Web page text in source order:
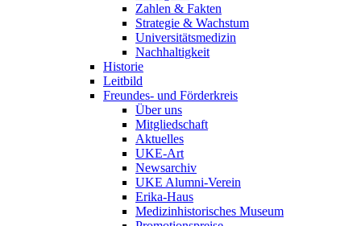
Zahlen & Fakten
Strategie & Wachstum
Universitätsmedizin
Nachhaltigkeit
Historie
Leitbild
Freundes- und Förderkreis
Über uns
Mitgliedschaft
Aktuelles
UKE-Art
Newsarchiv
UKE Alumni-Verein
Erika-Haus
Medizinhistorisches Museum